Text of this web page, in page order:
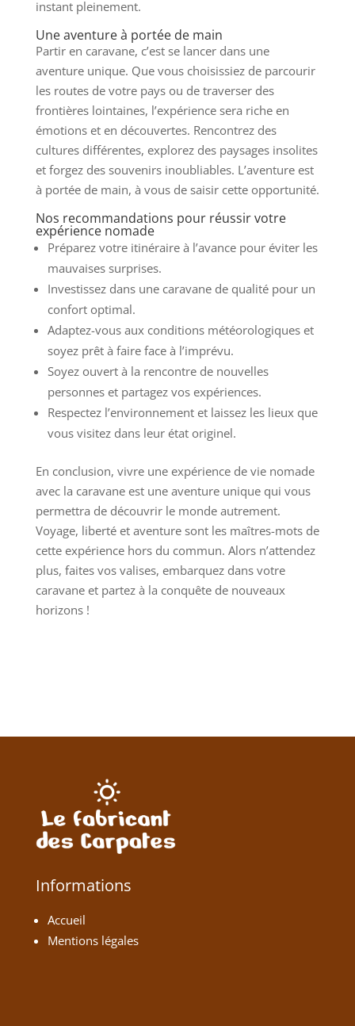
instant pleinement.
Une aventure à portée de main
Partir en caravane, c’est se lancer dans une
aventure unique. Que vous choisissiez de parcourir
les routes de votre pays ou de traverser des
frontières lointaines, l’expérience sera riche en
émotions et en découvertes. Rencontrez des
cultures différentes, explorez des paysages insolites
et forgez des souvenirs inoubliables. L’aventure est
à portée de main, à vous de saisir cette opportunité.
Nos recommandations pour réussir votre
expérience nomade
Préparez votre itinéraire à l’avance pour éviter les
mauvaises surprises.
Investissez dans une caravane de qualité pour un
confort optimal.
Adaptez-vous aux conditions météorologiques et
soyez prêt à faire face à l’imprévu.
Soyez ouvert à la rencontre de nouvelles
personnes et partagez vos expériences.
Respectez l’environnement et laissez les lieux que
vous visitez dans leur état originel.
En conclusion, vivre une expérience de vie nomade
avec la caravane est une aventure unique qui vous
permettra de découvrir le monde autrement.
Voyage, liberté et aventure sont les maîtres-mots de
cette expérience hors du commun. Alors n’attendez
plus, faites vos valises, embarquez dans votre
caravane et partez à la conquête de nouveaux
horizons !
Informations
Accueil
Mentions légales